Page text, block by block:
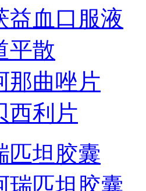
益血口服液
平散
那曲唑片
西利片
匹坦胶囊
瑞匹坦胶囊